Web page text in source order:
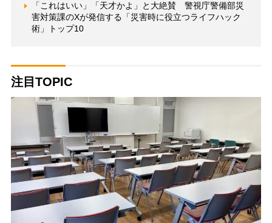
「これはいい」「天才かよ」と大絶賛 警視庁警備部災
害対策課のXが発信する「災害時に役立つライフハック
術」トップ10
注目TOPIC